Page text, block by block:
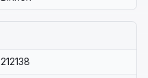
212138